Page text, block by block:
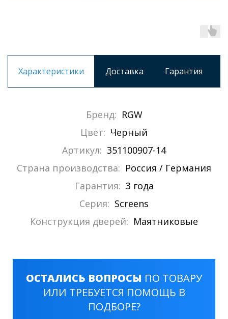
Характеристики Доставка Гарантия
Бренд: RGW
Цвет: Черный
Артикул: 351100907-14
Страна производства: Россия / Германия
Гарантия: 3 года
Серия: Screens
Конструкция дверей: Маятниковые
ОСТАЛИСЬ ВОПРОСЫ ПО ТОВАРУ
ИЛИ ТРЕБУЕТСЯ ПОМОЩЬ В
ПОДБОРЕ?